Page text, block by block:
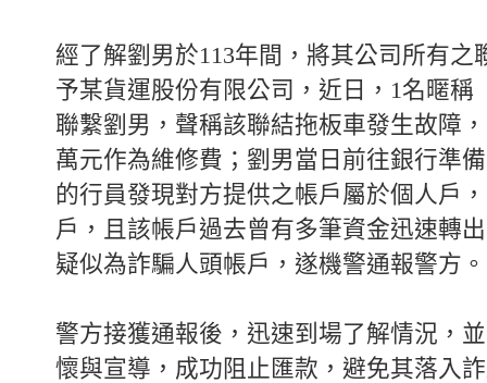
經了解劉男於113年間，將其公司所有之
予某貨運股份有限公司，近日，1名暱稱
聯繫劉男，聲稱該聯結拖板車發生故障
萬元作為維修費；劉男當日前往銀行準
的行員發現對方提供之帳戶屬於個人戶
戶，且該帳戶過去曾有多筆資金迅速轉
疑似為詐騙人頭帳戶，遂機警通報警方。
警方接獲通報後，迅速到場了解情況，
懷與宣導，成功阻止匯款，避免其落入